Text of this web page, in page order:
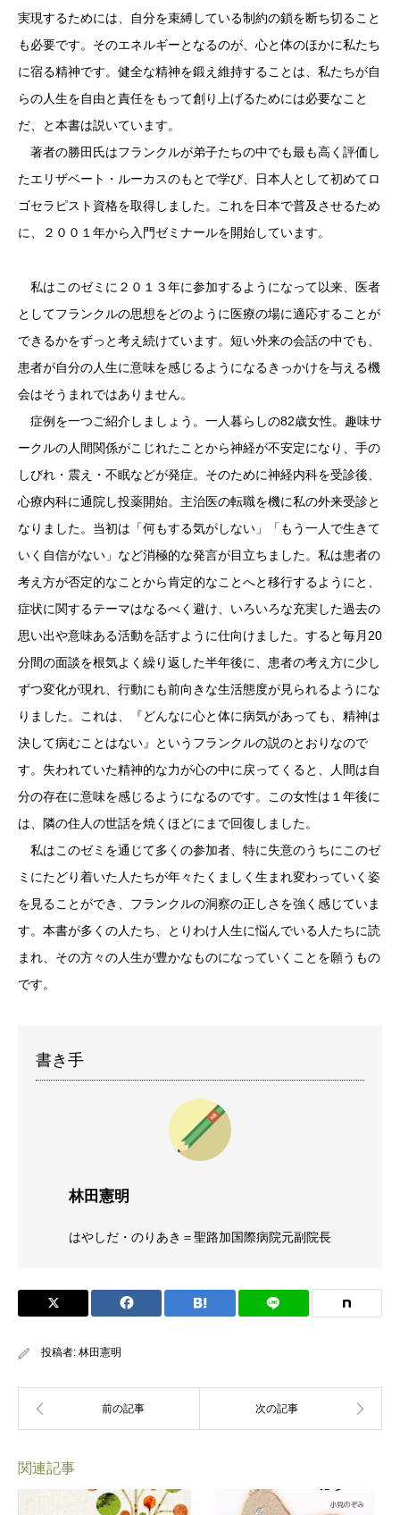
実現するためには、自分を束縛している制約の鎖を断ち切ること
も必要です。そのエネルギーとなるのが、心と体のほかに私たち
に宿る精神です。健全な精神を鍛え維持することは、私たちが自
らの人生を自由と責任をもって創り上げるためには必要なこと
だ、と本書は説いています。
著者の勝田氏はフランクルが弟子たちの中でも最も高く評価し
たエリザベート・ルーカスのもとで学び、日本人として初めてロ
ゴセラピスト資格を取得しました。これを日本で普及させるため
に、２００１年から入門ゼミナールを開始しています。
私はこのゼミに２０１３年に参加するようになって以来、医者
としてフランクルの思想をどのように医療の場に適応することが
できるかをずっと考え続けています。短い外来の会話の中でも、
患者が自分の人生に意味を感じるようになるきっかけを与える機
会はそうまれではありません。
症例を一つご紹介しましょう。一人暮らしの82歳女性。趣味サ
ークルの人間関係がこじれたことから神経が不安定になり、手の
しびれ・震え・不眠などが発症。そのために神経内科を受診後、
心療内科に通院し投薬開始。主治医の転職を機に私の外来受診と
なりました。当初は「何もする気がしない」「もう一人で生きて
いく自信がない」など消極的な発言が目立ちました。私は患者の
考え方が否定的なことから肯定的なことへと移行するようにと、
症状に関するテーマはなるべく避け、いろいろな充実した過去の
思い出や意味ある活動を話すように仕向けました。すると毎月20
分間の面談を根気よく繰り返した半年後に、患者の考え方に少し
ずつ変化が現れ、行動にも前向きな生活態度が見られるようにな
りました。これは、『どんなに心と体に病気があっても、精神は
決して病むことはない』というフランクルの説のとおりなので
す。失われていた精神的な力が心の中に戻ってくると、人間は自
分の存在に意味を感じるようになるのです。この女性は１年後に
は、隣の住人の世話を焼くほどにまで回復しました。
私はこのゼミを通じて多くの参加者、特に失意のうちにこのゼ
ミにたどり着いた人たちが年々たくましく生まれ変わっていく姿
を見ることができ、フランクルの洞察の正しさを強く感じていま
す。本書が多くの人たち、とりわけ人生に悩んでいる人たちに読
まれ、その方々の人生が豊かなものになっていくことを願うもの
です。
書き手
林田憲明
はやしだ・のりあき＝聖路加国際病院元副院長
投稿者: 林田憲明
関連記事